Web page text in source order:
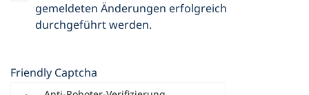
gemeldeten Änderungen erfolgreich
durchgeführt werden.
Friendly Captcha